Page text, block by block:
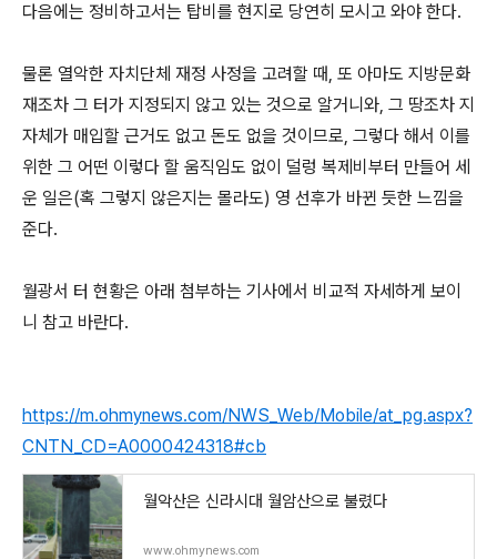
다음에는 정비하고서는 탑비를 현지로 당연히 모시고 와야 한다.
물론 열악한 자치단체 재정 사정을 고려할 때, 또 아마도 지방문화
재조차 그 터가 지정되지 않고 있는 것으로 알거니와, 그 땅조차 지
자체가 매입할 근거도 없고 돈도 없을 것이므로, 그렇다 해서 이를
위한 그 어떤 이렇다 할 움직임도 없이 덜렁 복제비부터 만들어 세
운 일은(혹 그렇지 않은지는 몰라도) 영 선후가 바뀐 듯한 느낌을
준다.
월광서 터 현황은 아래 첨부하는 기사에서 비교적 자세하게 보이
니 참고 바란다.
https://m.ohmynews.com/NWS_Web/Mobile/at_pg.aspx?
CNTN_CD=A0000424318#cb
월악산은 신라시대 월암산으로 불렸다
www.ohmynews.com